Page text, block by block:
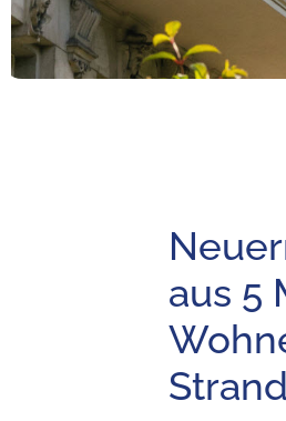
aus 5